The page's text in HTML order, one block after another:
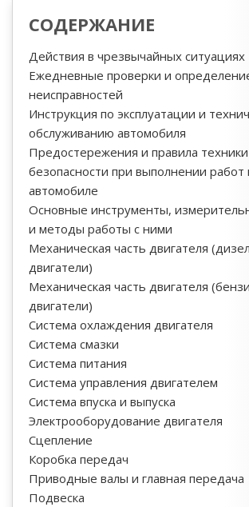
СОДЕРЖАНИЕ
Действия в чрезвычайных ситуациях
Ежедневные проверки и
неисправностей
Инструкция по эксплуатации и
обслуживанию автомобиля
Предостережения и правила техники
безопасности при выполнении работ
автомобиле
Основные инструменты,
и методы работы с ними
Механическая часть двигателя
двигатели)
Механическая часть двигателя
двигатели)
Система охлаждения двигателя
Система смазки
Система питания
Система управления двигателем
Система впуска и выпуска
Электрооборудование двигателя
Сцепление
Коробка передач
Приводные валы и главная передача
Подвеска